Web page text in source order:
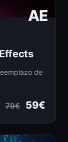
AE
de
79€ 59€